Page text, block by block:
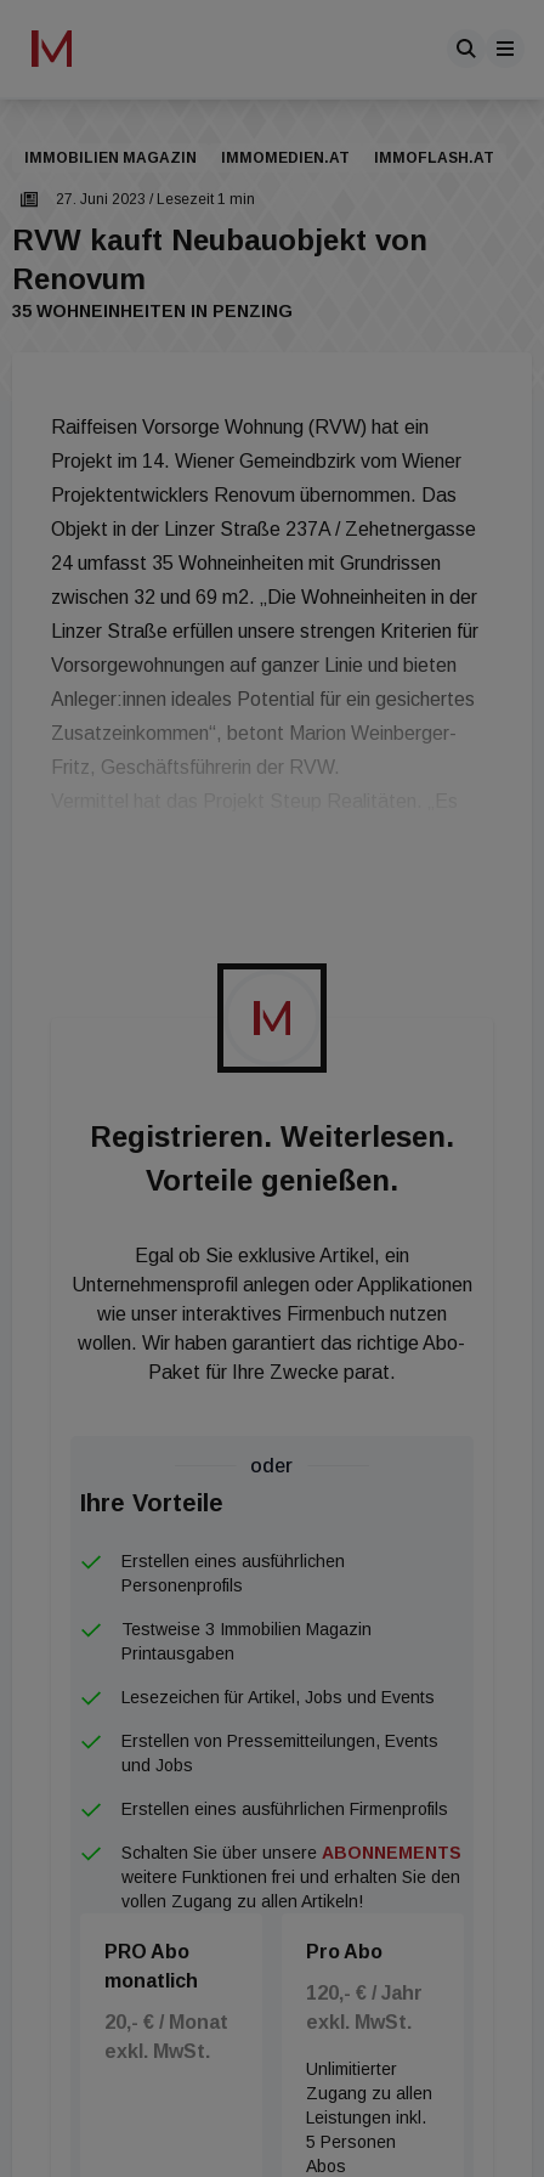
IMMOBILIEN MAGAZIN IMMOMEDIEN.AT IMMOFLASH.AT
27. Juni 2023 / Lesezeit 1 min
RVW kauft Neubauobjekt von
Renovum
35 WOHNEINHEITEN IN PENZING
Raiffeisen Vorsorge Wohnung (RVW) hat ein
Projekt im 14. Wiener Gemeindbzirk vom Wiener
Projektentwicklers Renovum übernommen. Das
Objekt in der Linzer Straße 237A / Zehetnergasse
24 umfasst 35 Wohneinheiten mit Grundrissen
zwischen 32 und 69 m2. „Die Wohneinheiten in der
Linzer Straße erfüllen unsere strengen Kriterien für
Vorsorgewohnungen auf ganzer Linie und bieten
Anleger:innen ideales Potential für ein gesichertes
Zusatzeinkommen“, betont Marion Weinberger-
Fritz, Geschäftsführerin der RVW.
und die beiderseits sehr guten und konstruktiven
Verhandlungen“, so Thomas Morawek, Prokurist
und Spezialist für Vorsorgeprojekte von Steup
Registrieren. Weiterlesen.
Vorteile genießen.
Egal ob Sie exklusive Artikel, ein
Unternehmensprofil anlegen oder Applikationen
wie unser interaktives Firmenbuch nutzen
wollen. Wir haben garantiert das richtige Abo-
Paket für Ihre Zwecke parat.
oder
Ihre Vorteile
Erstellen eines ausführlichen
Personenprofils
Testweise 3 Immobilien Magazin
Printausgaben
Lesezeichen für Artikel, Jobs und Events
Erstellen von Pressemitteilungen, Events
und Jobs
Erstellen eines ausführlichen Firmenprofils
Schalten Sie über unsere ABONNEMENTS
weitere Funktionen frei und erhalten Sie den
vollen Zugang zu allen Artikeln!
PRO Abo
monatlich
20,- € / Monat
exkl. MwSt.
Pro Abo
120,- € / Jahr
exkl. MwSt.
Unlimitierter
Zugang zu allen
Leistungen inkl.
5 Personen
Abos